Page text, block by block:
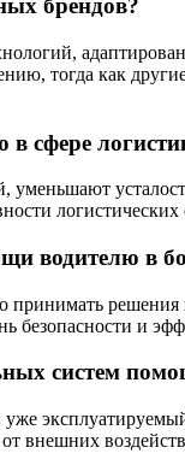
брендов?
тогда как
сфере
логистических
водителю в
принимать
безопасности и
систем
внешних